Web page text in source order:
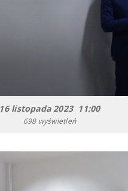
16 listopada 2023 11:00
698 wyświetleń